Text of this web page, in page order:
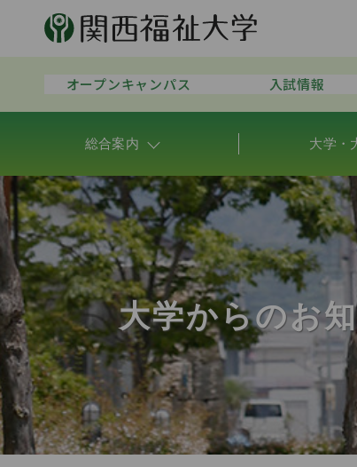
オープンキャンパス 入試情報
総合案内 大学・
大学からのお